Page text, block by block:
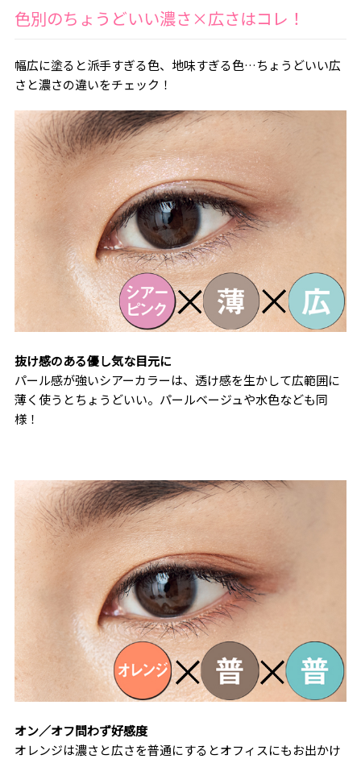
色別のちょうどいい濃さ×広さはコレ！
幅広に塗ると派手すぎる色、地味すぎる色…ちょうどいい広
さと濃さの違いをチェック！
抜け感のある優し気な目元に
パール感が強いシアーカラーは、透け感を生かして広範囲に
薄く使うとちょうどいい。パールベージュや水色なども同
様！
オン／オフ問わず好感度
オレンジは濃さと広さを普通にするとオフィスにもお出かけ